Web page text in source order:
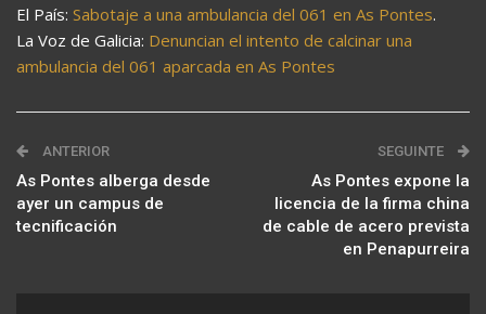
El País: Sabotaje a una ambulancia del 061 en As Pontes.
La Voz de Galicia: Denuncian el intento de calcinar una
ambulancia del 061 aparcada en As Pontes
ANTERIOR
As Pontes alberga desde
ayer un campus de
tecnificación
SEGUINTE
As Pontes expone la
licencia de la firma china
de cable de acero prevista
en Penapurreira